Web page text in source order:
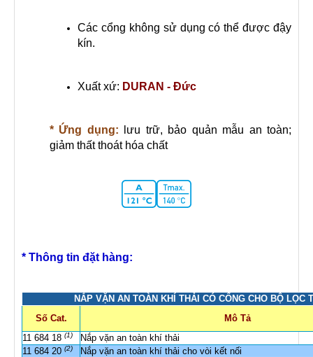
Các cổng không sử dụng có thể được đậy
kín.
Xuất xứ: DURAN - Đức
* Ứng dụng: lưu trữ, bảo quản mẫu an toàn;
giảm thất thoát hóa chất
* Thông tin đặt hàng:
NẮP VẶN AN TOÀN KHÍ THẢI CÓ CỔNG CHO BỘ LỌC
Số Cat.
Mô Tả
11 684 18 (1)
Nắp vặn an toàn khí thải
11 684 20 (2)
Nắp vặn an toàn khí thải cho vòi kết nối